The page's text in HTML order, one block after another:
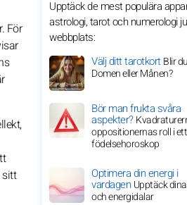
För
Upptäck de mest populära
astrologi, tarot och numerologi
webbplats:
Välj ditt tarotkortBlir
Domen eller Månen?
Bör man frukta svåra
aspekter?
oppositionernas roll i ett
födelsehoroskop
Optimera din energi i
vardagenUpptäck
och energidalar